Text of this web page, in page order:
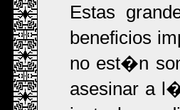
Estas
beneficios
no est�n
asesinar a